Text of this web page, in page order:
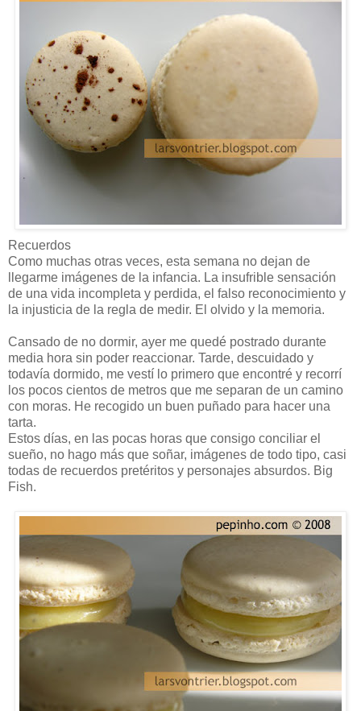
Recuerdos
Como muchas otras veces, esta semana no dejan de
llegarme imágenes de la infancia. La insufrible sensación
de una vida incompleta y perdida, el falso reconocimiento y
la injusticia de la regla de medir. El olvido y la memoria.
Cansado de no dormir, ayer me quedé postrado durante
media hora sin poder reaccionar. Tarde, descuidado y
todavía dormido, me vestí lo primero que encontré y recorrí
los pocos cientos de metros que me separan de un camino
con moras. He recogido un buen puñado para hacer una
tarta.
Estos días, en las pocas horas que consigo conciliar el
sueño, no hago más que soñar, imágenes de todo tipo, casi
todas de recuerdos pretéritos y personajes absurdos. Big
Fish.